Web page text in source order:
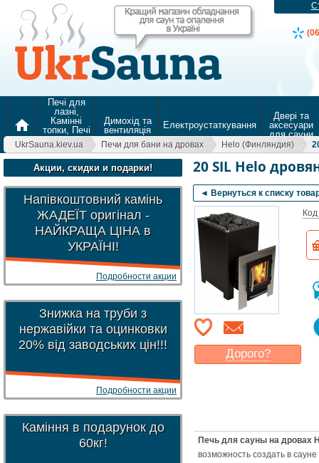
home
Печі для
лазні,
Камінні
топки, Печі
для
опалення
Димохід та
вентиляція
Електроустаткування
Двері та
аксесуари
для сауни
UkrSauna.kiev.ua Печи для бани на дровах Helo (Финляндия)
Акции, скидки и подарки!
Напівкоштовний камінь
ЖАДЕЇТ оригінал -
НАЙКРАЩА ЦІНА в
УКРАЇНІ!
Подробности акции
Знижка на труби з
нержавійки та оцинковки
20% від заводських цін!!!
Подробности акции
Каміння в подарунок до
60кг!
20 SIL Helo
◄ Вернуться к списку
Дорого?
Печь для сауны на дровах
возможность создать в